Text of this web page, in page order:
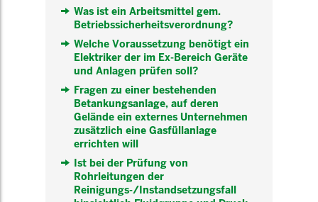
Was ist ein Arbeitsmittel gem.
Betriebssicherheitsverordnung?
Welche Voraussetzung benötigt ein
Elektriker der im Ex-Bereich Geräte
und Anlagen prüfen soll?
Fragen zu einer bestehenden
Betankungsanlage, auf deren
Gelände ein externes Unternehmen
zusätzlich eine Gasfüllanlage
errichten will
Ist bei der Prüfung von
Rohrleitungen der
Reinigungs-/Instandsetzungsfall